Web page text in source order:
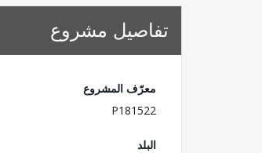
تفاصيل مشروع
معرّف المشروع
P181522
البلد